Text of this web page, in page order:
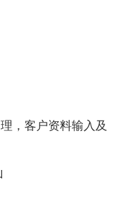
，客户资料输入及